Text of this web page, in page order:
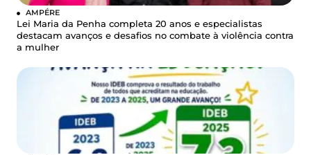
AMPÉRE
Lei Maria da Penha completa 20 anos e especialistas
destacam avanços e desafios no combate à violência contra
a mulher